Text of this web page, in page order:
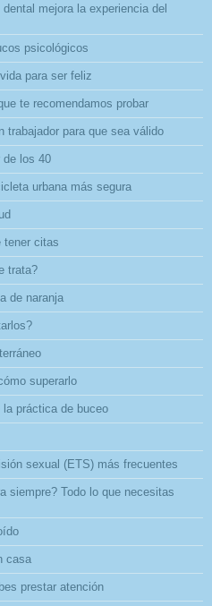
mejora la experiencia del
psicológicos
para ser feliz
te recomendamos probar
trabajador para que sea válido
de los 40
urbana más segura
tener citas
trata?
de naranja
superarlo
práctica de buceo
sexual (ETS) más frecuentes
siempre? Todo lo que necesitas
casa
prestar atención